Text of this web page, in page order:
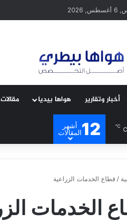
أخبار وتقارير هواها بيديا مقالات
℃
12
أشهر
المقالات
/ قطاع الخدمات الزراعية
الخدمات